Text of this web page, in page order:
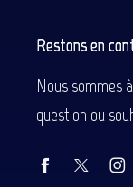
Restons en
Nous sommes
question ou